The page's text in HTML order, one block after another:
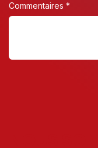
Commentaires *